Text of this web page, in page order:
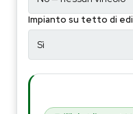
Impianto su tetto di